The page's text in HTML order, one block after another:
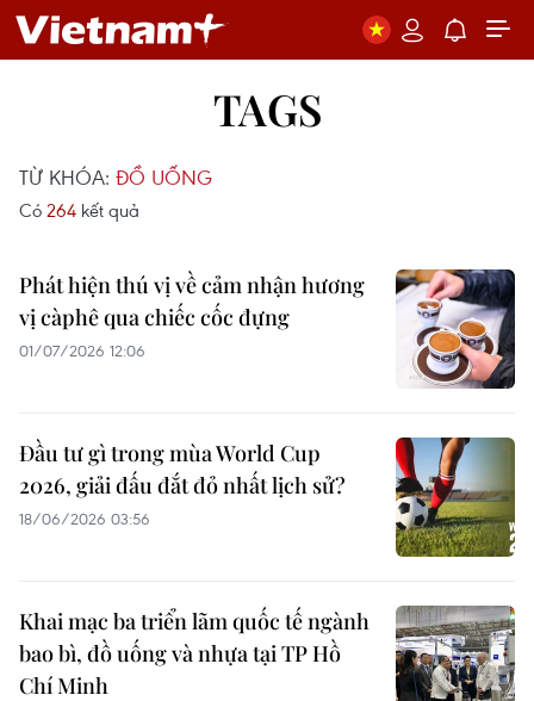
TAGS
TỪ KHÓA: ĐỒ UỐNG
Có 264 kết quả
Phát hiện thú vị về cảm nhận hương
vị càphê qua chiếc cốc đựng
01/07/2026 12:06
Đầu tư gì trong mùa World Cup
2026, giải đấu đắt đỏ nhất lịch sử?
18/06/2026 03:56
Khai mạc ba triển lãm quốc tế ngành
bao bì, đồ uống và nhựa tại TP Hồ
Chí Minh